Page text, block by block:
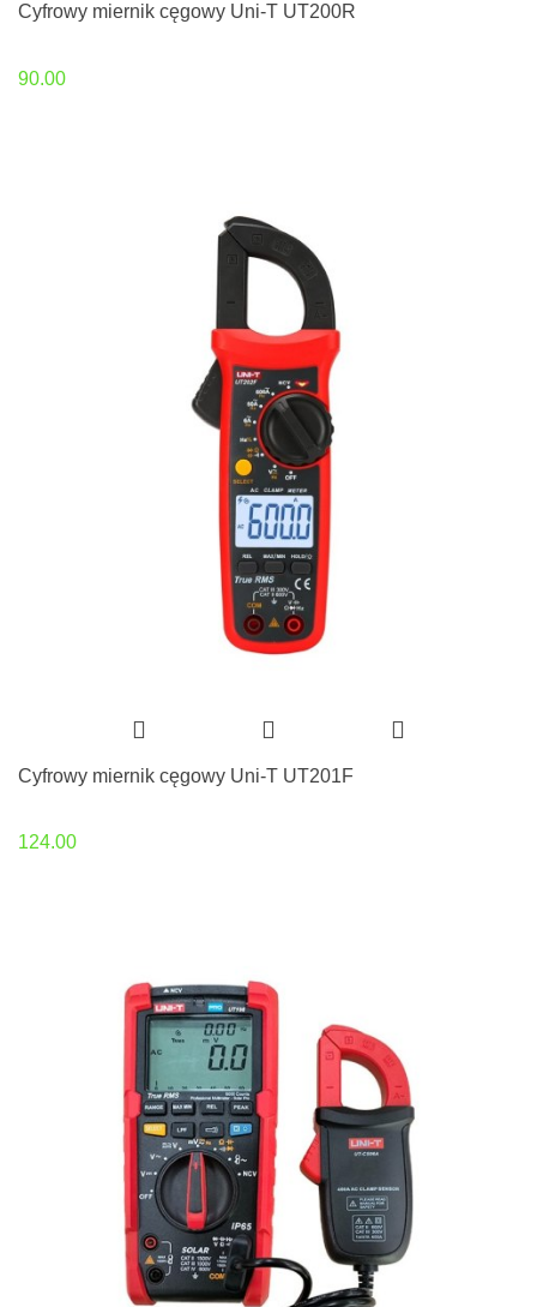
Cyfrowy miernik cęgowy Uni-T UT200R
90.00
Cyfrowy miernik cęgowy Uni-T UT201F
124.00